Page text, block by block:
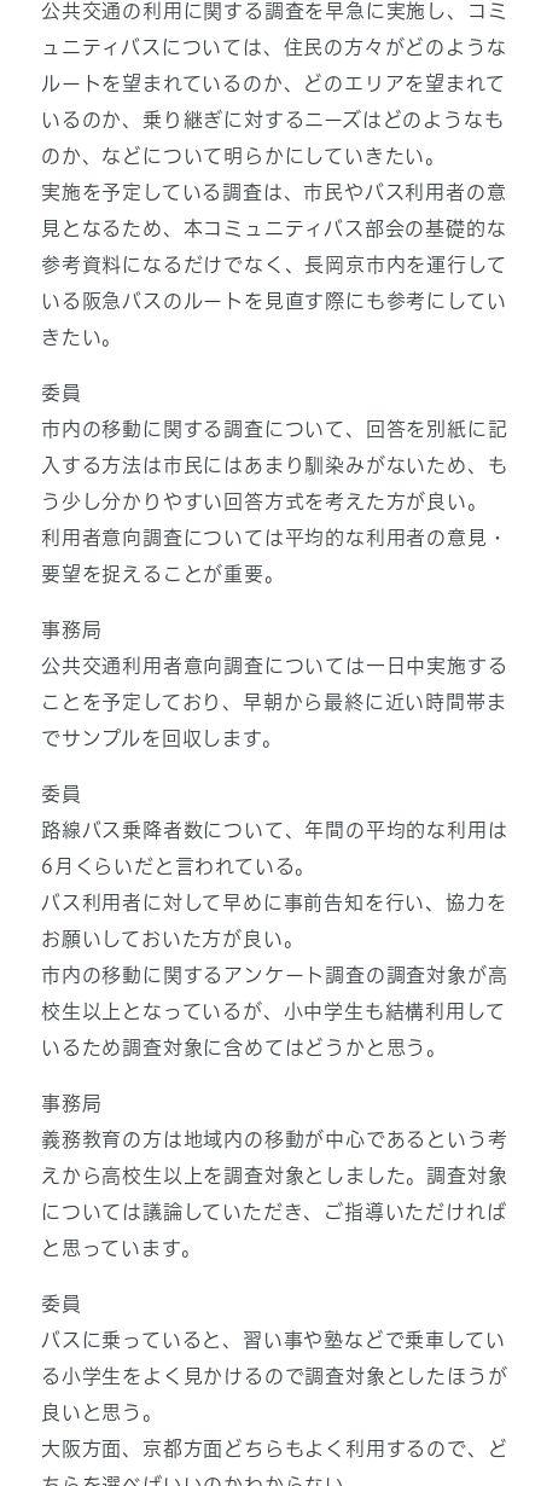
公共交通の利用に関する調査を早急に実施し、コミ
ュニティバスについては、住民の方々がどのような
ルートを望まれているのか、どのエリアを望まれて
いるのか、乗り継ぎに対するニーズはどのようなも
のか、などについて明らかにしていきたい。
実施を予定している調査は、市民やバス利用者の意
見となるため、本コミュニティバス部会の基礎的な
参考資料になるだけでなく、長岡京市内を運行して
いる阪急バスのルートを見直す際にも参考にしてい
きたい。
委員
市内の移動に関する調査について、回答を別紙に記
入する方法は市民にはあまり馴染みがないため、も
う少し分かりやすい回答方式を考えた方が良い。
利用者意向調査については平均的な利用者の意見・
要望を捉えることが重要。
事務局
公共交通利用者意向調査については一日中実施する
ことを予定しており、早朝から最終に近い時間帯ま
でサンプルを回収します。
委員
路線バス乗降者数について、年間の平均的な利用は
6月くらいだと言われている。
バス利用者に対して早めに事前告知を行い、協力を
お願いしておいた方が良い。
市内の移動に関するアンケート調査の調査対象が高
校生以上となっているが、小中学生も結構利用して
いるため調査対象に含めてはどうかと思う。
事務局
義務教育の方は地域内の移動が中心であるという考
えから高校生以上を調査対象としました。調査対象
については議論していただき、ご指導いただければ
と思っています。
委員
バスに乗っていると、習い事や塾などで乗車してい
る小学生をよく見かけるので調査対象としたほうが
良いと思う。
大阪方面、京都方面どちらもよく利用するので、ど